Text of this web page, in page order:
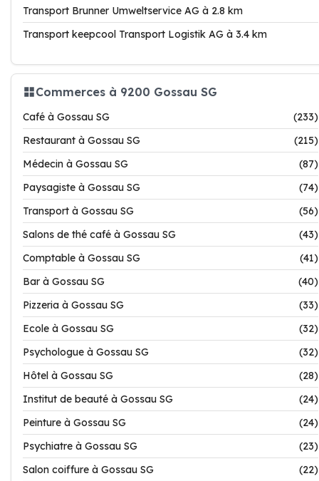
Transport Brunner Umweltservice AG à 2.8 km
Transport keepcool Transport Logistik AG à 3.4 km
Commerces à 9200 Gossau SG
Café à Gossau SG
(233)
Restaurant à Gossau SG
(215)
Médecin à Gossau SG
(87)
Paysagiste à Gossau SG
(74)
Transport à Gossau SG
(56)
Salons de thé café à Gossau SG
(43)
Comptable à Gossau SG
(41)
Bar à Gossau SG
(40)
Pizzeria à Gossau SG
(33)
Ecole à Gossau SG
(32)
Psychologue à Gossau SG
(32)
Hôtel à Gossau SG
(28)
Institut de beauté à Gossau SG
(24)
Peinture à Gossau SG
(24)
Psychiatre à Gossau SG
(23)
Salon coiffure à Gossau SG
(22)